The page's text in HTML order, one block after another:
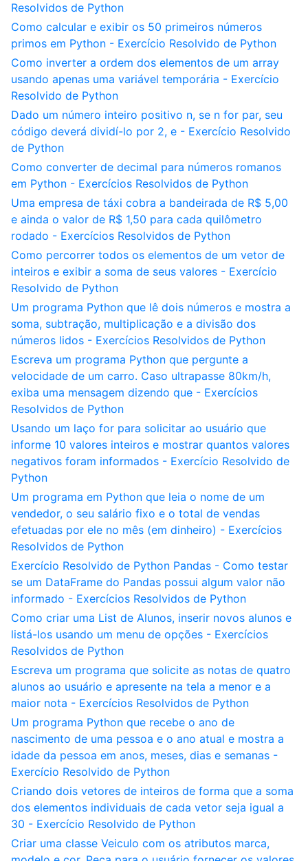
Resolvidos de Python
Como calcular e exibir os 50 primeiros números
primos em Python - Exercício Resolvido de Python
Como inverter a ordem dos elementos de um array
usando apenas uma variável temporária - Exercício
Resolvido de Python
Dado um número inteiro positivo n, se n for par, seu
código deverá dividí-lo por 2, e - Exercício Resolvido
de Python
Como converter de decimal para números romanos
em Python - Exercícios Resolvidos de Python
Uma empresa de táxi cobra a bandeirada de R$ 5,00
e ainda o valor de R$ 1,50 para cada quilômetro
rodado - Exercícios Resolvidos de Python
Como percorrer todos os elementos de um vetor de
inteiros e exibir a soma de seus valores - Exercício
Resolvido de Python
Um programa Python que lê dois números e mostra a
soma, subtração, multiplicação e a divisão dos
números lidos - Exercícios Resolvidos de Python
Escreva um programa Python que pergunte a
velocidade de um carro. Caso ultrapasse 80km/h,
exiba uma mensagem dizendo que - Exercícios
Resolvidos de Python
Usando um laço for para solicitar ao usuário que
informe 10 valores inteiros e mostrar quantos valores
negativos foram informados - Exercício Resolvido de
Python
Um programa em Python que leia o nome de um
vendedor, o seu salário fixo e o total de vendas
efetuadas por ele no mês (em dinheiro) - Exercícios
Resolvidos de Python
Exercício Resolvido de Python Pandas - Como testar
se um DataFrame do Pandas possui algum valor não
informado - Exercícios Resolvidos de Python
Como criar uma List de Alunos, inserir novos alunos e
listá-los usando um menu de opções - Exercícios
Resolvidos de Python
Escreva um programa que solicite as notas de quatro
alunos ao usuário e apresente na tela a menor e a
maior nota - Exercícios Resolvidos de Python
Um programa Python que recebe o ano de
nascimento de uma pessoa e o ano atual e mostra a
idade da pessoa em anos, meses, dias e semanas -
Exercício Resolvido de Python
Criando dois vetores de inteiros de forma que a soma
dos elementos individuais de cada vetor seja igual a
30 - Exercício Resolvido de Python
Criar uma classe Veiculo com os atributos marca,